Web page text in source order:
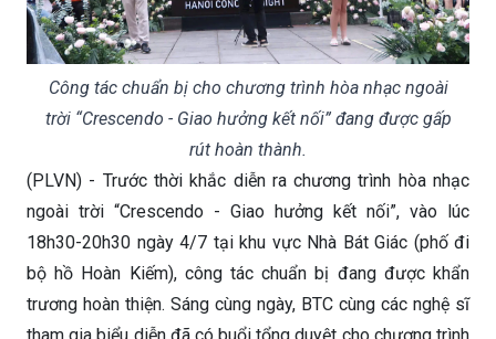
Công tác chuẩn bị cho chương trình hòa nhạc ngoài
trời “Crescendo - Giao hưởng kết nối” đang được gấp
rút hoàn thành.
(PLVN) - Trước thời khắc diễn ra chương trình hòa nhạc
ngoài trời “Crescendo - Giao hưởng kết nối”, vào lúc
18h30-20h30 ngày 4/7 tại khu vực Nhà Bát Giác (phố đi
bộ hồ Hoàn Kiếm), công tác chuẩn bị đang được khẩn
trương hoàn thiện. Sáng cùng ngày, BTC cùng các nghệ sĩ